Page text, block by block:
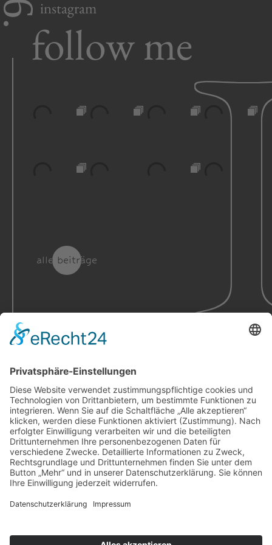
instagram
follow me
alle beiträge
alle beiträge
Impressum
Datenschutzbestimmungen
2023 © katrin beck